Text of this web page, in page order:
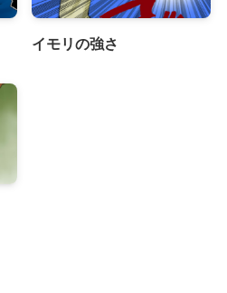
イモリの強さ